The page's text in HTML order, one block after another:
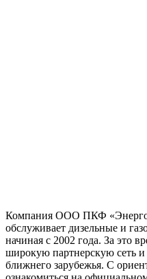
Компания ООО ПКФ
обслуживает дизельные и
начиная с 2002 года. За это
широкую партнерскую сеть
ближнего зарубежья. С